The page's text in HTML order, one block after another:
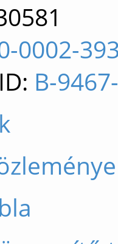
0002-
B-